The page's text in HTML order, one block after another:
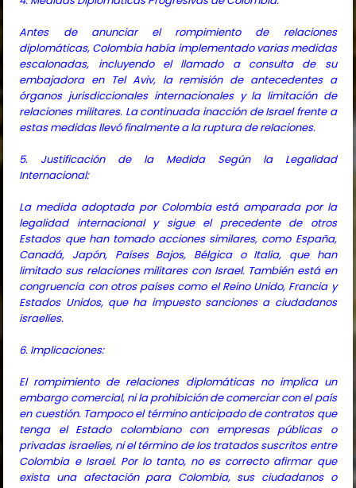
Antes de anunciar el rompimiento de relaciones
diplomáticas, Colombia había implementado varias medidas
escalonadas, incluyendo el llamado a consulta de su
embajadora en Tel Aviv, la remisión de antecedentes a
órganos jurisdiccionales internacionales y la limitación de
relaciones militares. La continuada inacción de Israel frente a
estas medidas llevó finalmente a la ruptura de relaciones.
5. Justificación de la Medida Según la Legalidad
Internacional:
La medida adoptada por Colombia está amparada por la
legalidad internacional y sigue el precedente de otros
Estados que han tomado acciones similares, como España,
Canadá, Japón, Países Bajos, Bélgica o Italia, que han
limitado sus relaciones militares con Israel. También está en
congruencia con otros países como el Reino Unido, Francia y
Estados Unidos, que ha impuesto sanciones a ciudadanos
israelíes.
6. Implicaciones:
El rompimiento de relaciones diplomáticas no implica un
embargo comercial, ni la prohibición de comerciar con el país
en cuestión. Tampoco el término anticipado de contratos que
tenga el Estado colombiano con empresas públicas o
privadas israelíes, ni el término de los tratados suscritos entre
Colombia e Israel. Por lo tanto, no es correcto afirmar que
exista una afectación para Colombia, sus ciudadanos o